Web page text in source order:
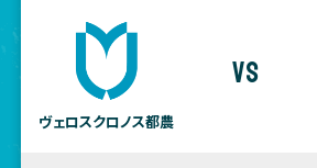
ヴェロスクロノス都農
vs